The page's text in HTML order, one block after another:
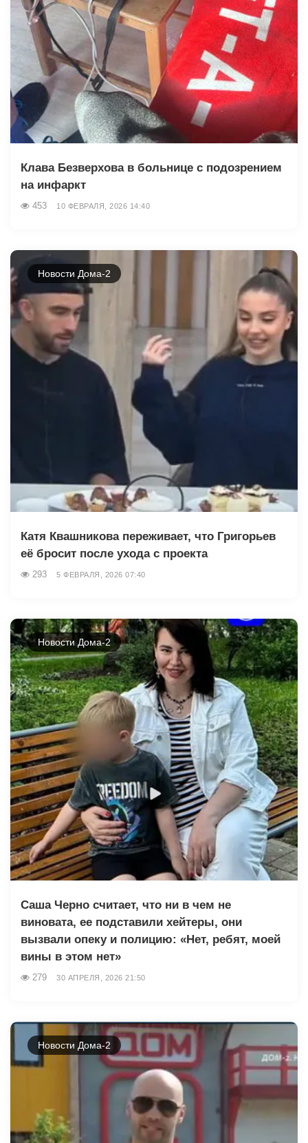
Клава Безверхова в больнице с подозрением
на инфаркт
453 10 ФЕВРАЛЯ, 2026 14:40
Новости Дома-2
Катя Квашникова переживает, что Григорьев
её бросит после ухода с проекта
293 5 ФЕВРАЛЯ, 2026 07:40
Новости Дома-2
Саша Чepнo считает, что ни в чем не
виновата, ее подставили хейтеры, они
вызвали опеку и полицию: «Нет, ребят, моей
вины в этом нет»
279 30 АПРЕЛЯ, 2026 21:50
Новости Дома-2